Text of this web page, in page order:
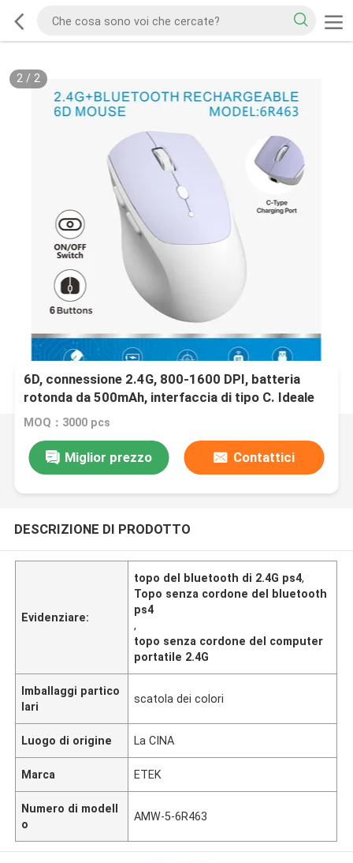
2/ 2
6D, connessione 2.4G, 800-1600 DPI, batteria
rotonda da 500mAh, interfaccia di tipo C. Ideale
per gli impiegati, i giocatori
MOQ：3000 pcs
Miglior prezzo Contattici
DESCRIZIONE DI PRODOTTO
Evidenziare:
topo del bluetooth di 2.4G ps4,
Topo senza cordone del bluetooth
ps4
,
topo senza cordone del computer
portatile 2.4G
Imballaggi partico
lari
scatola dei colori
Luogo di origine La CINA
Marca ETEK
Numero di modell
o
AMW-5-6R463